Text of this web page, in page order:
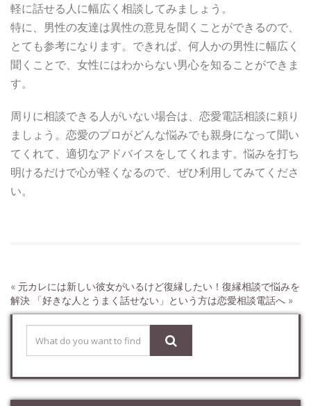
軽に話せる人に幅広く相談してみましょう。
特に、男性の友達は異性の意見を聞くことができるので、
とても参考になります。できれば、何人かの男性に幅広く
聞くことで、女性にはわからない男心を知ることができま
す。
周りに相談できる人がいない場合は、恋愛電話相談に頼り
ましょう。恋愛のプロがどんな悩みでも親身になって聞い
てくれて、適切なアドバイスをしてくれます。悩みを打ち
明けるだけで心が軽くなるので、ぜひ利用してみてくださ
い。
« 元カレには新しい彼女がいるけど復縁したい！復縁相談で悩みを
解決
「好きな人とうまく話せない」という方は恋愛相談電話へ »